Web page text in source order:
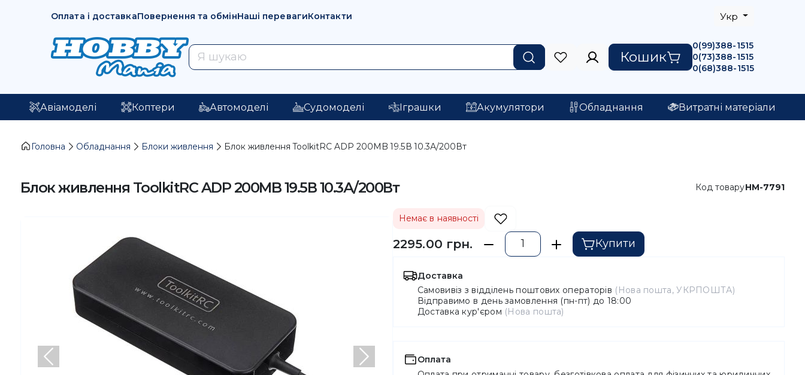
Оплата і доставкаПовернення та обмінНаші перевагиКонтакти Укр
Кошик
0(99)388-1515
0(73)388-1515
0(68)388-1515
Авіамоделі Коптери Автомоделі Судомоделі Іграшки Акумулятори Обладнання Витратні матеріали
Головна Обладнання Блоки живлення Блок живлення ToolkitRC ADP 200MB 19.5В 10.3А/200Вт
Блок живлення ToolkitRC ADP 200MB 19.5В 10.3А/200Вт Код товаруHM-7791
Попередній Наступний
Немає в наявності
2295.00 грн. Купити
Доставка
Самовивіз з відділень поштових операторів (Нова пошта, УКРПОШТА)
Відправимо в день замовлення (пн-пт) до 18:00
Доставка кур'єром (Нова пошта)
Оплата